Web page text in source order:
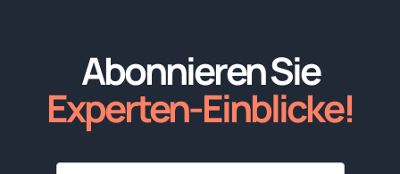
Abonnieren Sie
Experten-Einblicke!